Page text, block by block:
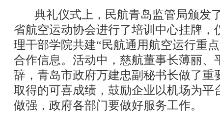
典礼仪式上，民航青岛监管局颁发
省航空运动协会进行了培训中心挂牌，
理干部学院共建“民航通用航空运行重
合作信息。活动中，慈航董事长薄丽、
辞，青岛市政府万建忠副秘书长做了重
取得的可喜成绩，鼓励企业以机场为平
做强，政府各部门要做好服务工作。